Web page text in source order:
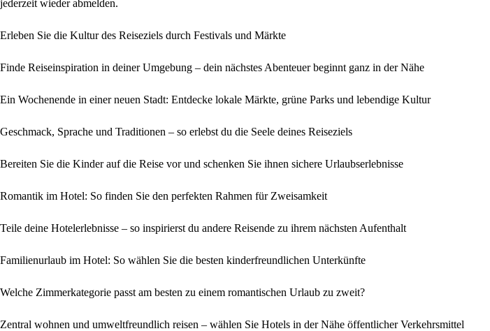
jederzeit wieder abmelden.
Erleben Sie die Kultur des Reiseziels durch Festivals und Märkte
Finde Reiseinspiration in deiner Umgebung – dein nächstes Abenteuer beginnt ganz in der Nähe
Ein Wochenende in einer neuen Stadt: Entdecke lokale Märkte, grüne Parks und lebendige Kultur
Geschmack, Sprache und Traditionen – so erlebst du die Seele deines Reiseziels
Bereiten Sie die Kinder auf die Reise vor und schenken Sie ihnen sichere Urlaubserlebnisse
Romantik im Hotel: So finden Sie den perfekten Rahmen für Zweisamkeit
Teile deine Hotelerlebnisse – so inspirierst du andere Reisende zu ihrem nächsten Aufenthalt
Familienurlaub im Hotel: So wählen Sie die besten kinderfreundlichen Unterkünfte
Welche Zimmerkategorie passt am besten zu einem romantischen Urlaub zu zweit?
Zentral wohnen und umweltfreundlich reisen – wählen Sie Hotels in der Nähe öffentlicher Verkehrsmittel